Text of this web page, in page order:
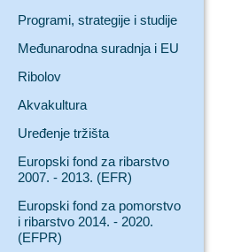
Programi, strategije i studije
Međunarodna suradnja i EU
Ribolov
Akvakultura
Uređenje tržišta
Europski fond za ribarstvo
2007. - 2013. (EFR)
Europski fond za pomorstvo
i ribarstvo 2014. - 2020.
(EFPR)